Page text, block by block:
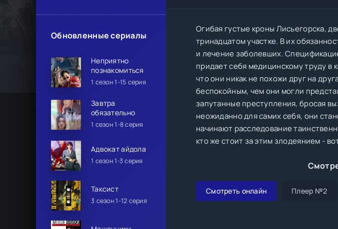
Обновленные сериалы
Неприятно
познакомиться
1 сезон 1-15 серия
Завтра
обязательно
1 сезон 1-8 серия
Адвокат айдола
1 сезон 1-3 серия
Таксист
3 сезон 1-12 серия
Огибая густые кроны Лисьегорска,
тринадцатом участке. В их
и лечение заболевших.
придает себя медицинскому труду в
что они никак не похожи друг на
беспокойным, чем они могли
запутанные преступления, бросая
неожиданно для самих себя, они
начинают расследование
кто же стоит за этим злодеянием -
Смотреть онлайн Плеер №2